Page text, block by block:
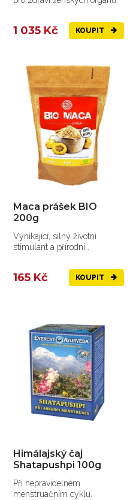
1 035 Kč KOUPIT
Maca prášek BIO
200g
Vynikající, silný životní
stimulant a přírodní
165 Kč KOUPIT
Himálajský čaj
Shatapushpi 100g
Při nepravidelném
menstruačním cyklu.